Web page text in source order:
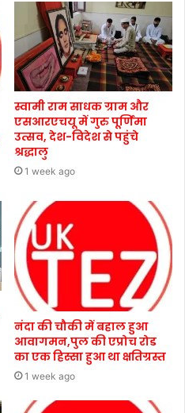
स्वामी राम साधक ग्राम और
एसआरएचयू में गुरु पूर्णिमा
उत्सव, देश-विदेश से पहुंचे
श्रद्धालु
1 week ago
नंदा की चौकी में बहाल हुआ
आवागमन,पुल की एप्रोच रोड
का एक हिस्सा हुआ था क्षतिग्रस्त
1 week ago